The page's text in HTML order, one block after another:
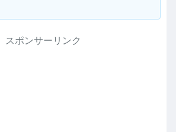
スポンサーリンク